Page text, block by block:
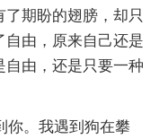
期盼的翅膀，却只
由，原来自己还是
由，还是只要一种
。我遇到狗在攀